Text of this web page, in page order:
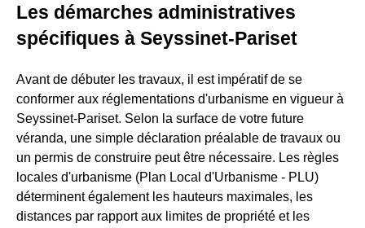
Les démarches administratives
spécifiques à Seyssinet-Pariset
Avant de débuter les travaux, il est impératif de se
conformer aux réglementations d'urbanisme en vigueur à
Seyssinet-Pariset. Selon la surface de votre future
véranda, une simple déclaration préalable de travaux ou
un permis de construire peut être nécessaire. Les règles
locales d'urbanisme (Plan Local d'Urbanisme - PLU)
déterminent également les hauteurs maximales, les
distances par rapport aux limites de propriété et les